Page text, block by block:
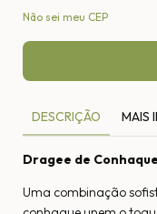
Não sei meu CEP
DESCRIÇÃO MAIS
Dragee de
Uma combinação